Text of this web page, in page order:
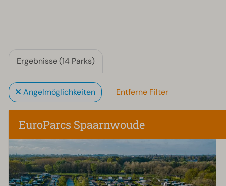
Ergebnisse (14 Parks)
Angelmöglichkeiten Entferne Filter
EuroParcs Spaarnwoude